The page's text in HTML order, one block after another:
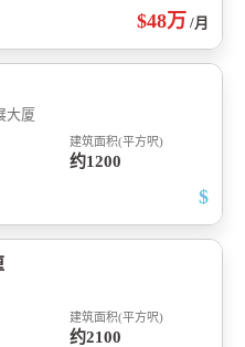
$48万 /月
大厦
建筑面积(平方呎)
约1200
$
建筑面积(平方呎)
约2100